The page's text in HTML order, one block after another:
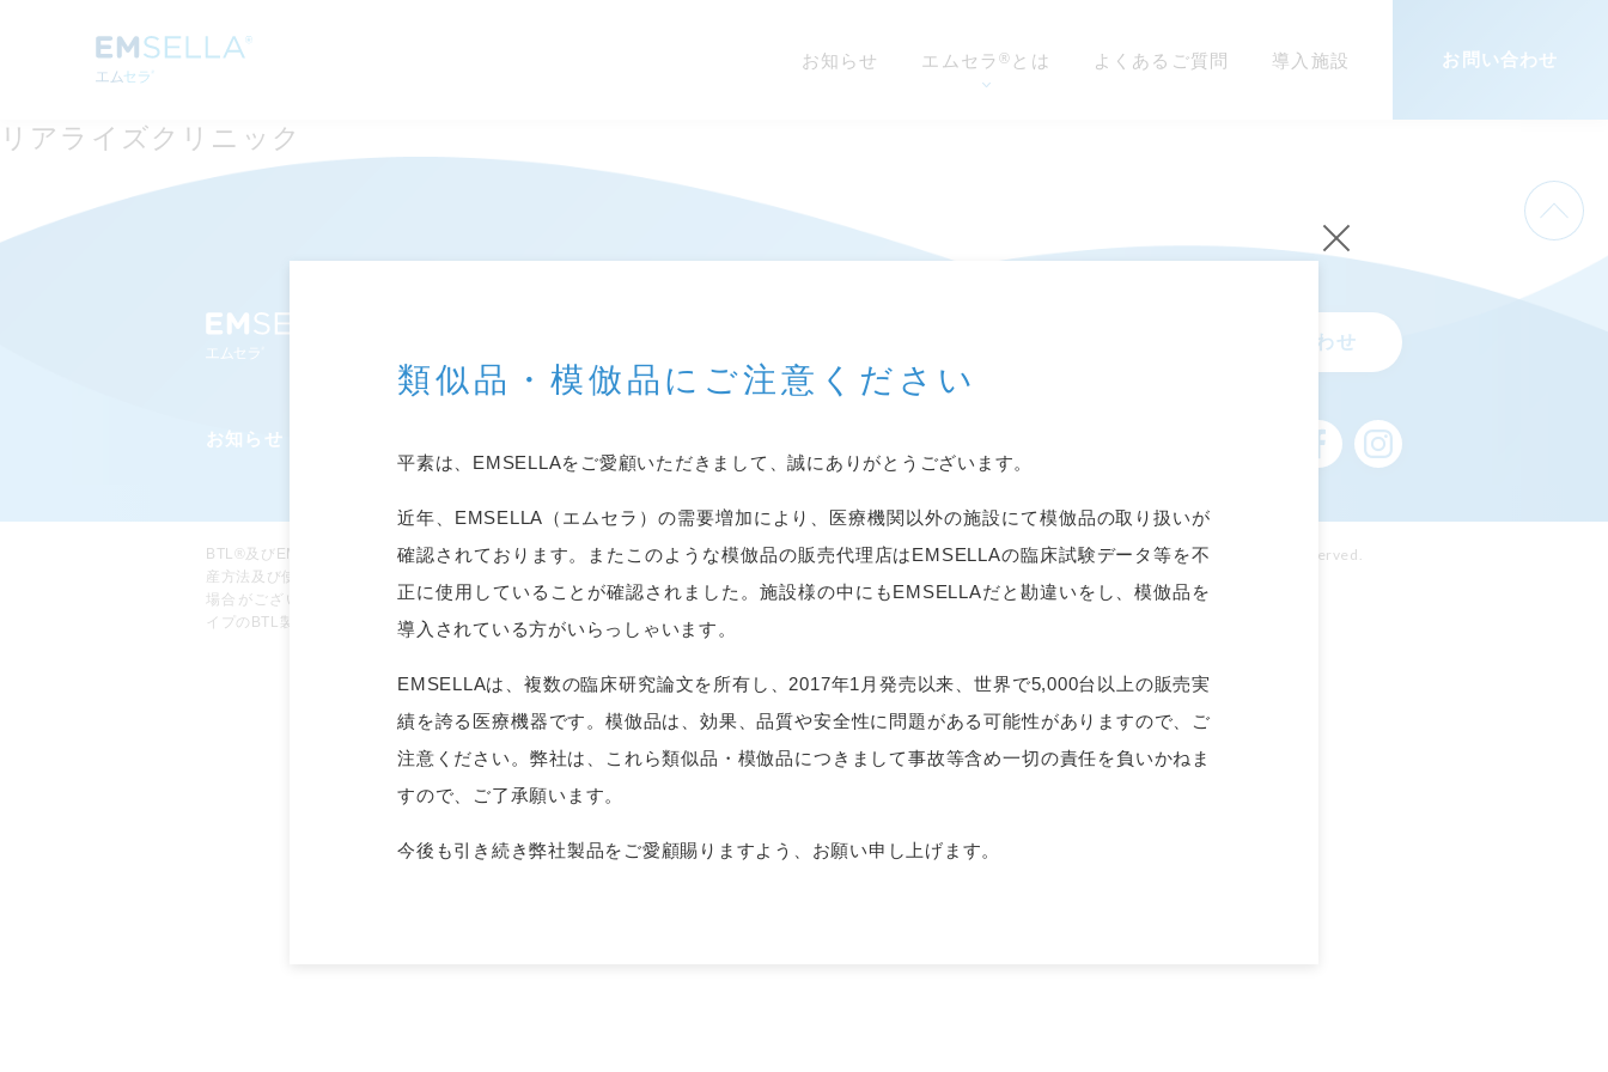
お知らせ エムセラ® とは よくあるご質問 導入施設 お問い合わせ
リアライズクリニック
お知らせ
お問い合わせ
BTL®及びEMSELLA®はアメリカ合衆国、欧州連合やその他の国で商標を登録しています。製品、生
産方法及び使用方法はアメリカ合衆国及びその他の国において、申請中及び取得済の特許対象になる
場合がございます。EMSCULPT®, EMSELLA®, EMTONE™, EMBODY®, and HIFEM®はEM™タ
イプのBTL製品グループに含まれます。
© 2026, BTL Group of Companies. All rights reserved.
類似品・模倣品にご注意ください
平素は、EMSELLAをご愛顧いただきまして、誠にありがとうございます。
近年、EMSELLA（エムセラ）の需要増加により、医療機関以外の施設にて模倣品の取り扱いが
確認されております。またこのような模倣品の販売代理店はEMSELLAの臨床試験データ等を不
正に使用していることが確認されました。施設様の中にもEMSELLAだと勘違いをし、模倣品を
導入されている方がいらっしゃいます。
EMSELLAは、複数の臨床研究論文を所有し、2017年1月発売以来、世界で5,000台以上の販売実
績を誇る医療機器です。模倣品は、効果、品質や安全性に問題がある可能性がありますので、ご
注意ください。弊社は、これら類似品・模倣品につきまして事故等含め一切の責任を負いかねま
すので、ご了承願います。
今後も引き続き弊社製品をご愛顧賜りますよう、お願い申し上げます。